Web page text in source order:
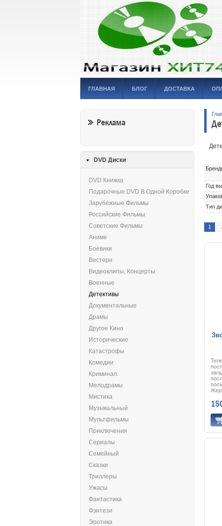
ГЛАВНАЯ БЛОГ ДОСТАВКА
Год
Тип
1
ее
то
Реклама
DVD Диски
DVD Книжка
Подарочные DVD В Одной Коробке
Зарубежные Фильмы
Российские Фильмы
Советские Фильмы
Аниме
Боевики
Вестерн
Видеоклипы, Концерты
Военные
Детективы
Документальные
Драмы
Другое Кино
Исторические
Катастрофы
Комедии
Криминал
Мелодрамы
Мистика
Музыкальный
Мультфильмы
Приключения
Сериалы
Семейный
Сказки
Триллеры
Ужасы
Фантастика
Фэнтези
Эротика